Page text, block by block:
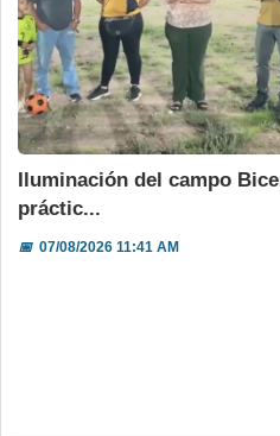
Iluminación del campo
práctic...
📅07/08/2026 11:41 AM